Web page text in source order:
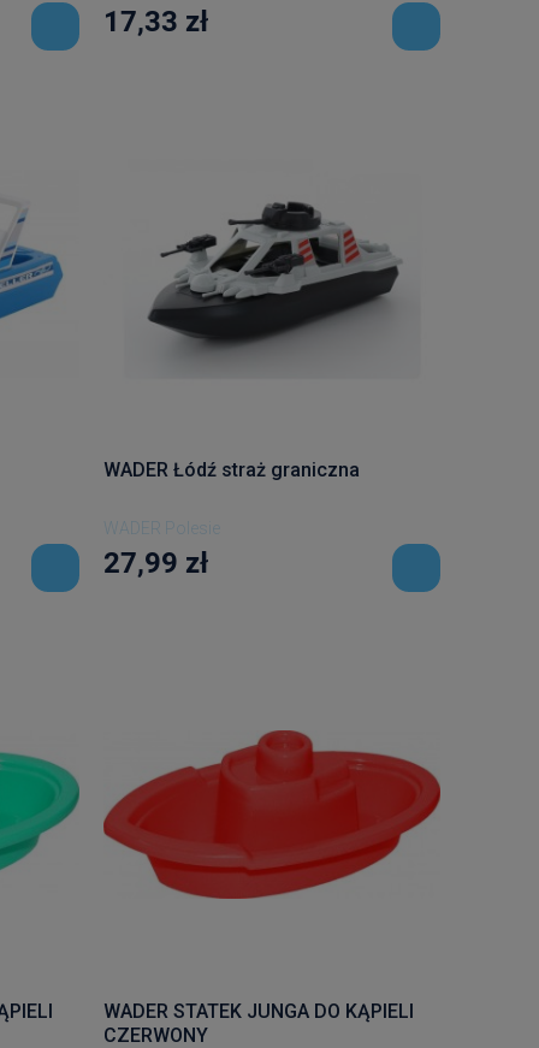
17,33 zł
WADER Łódź straż graniczna
WADER Polesie
27,99 zł
WADER STATEK JUNGA DO KĄPIELI
CZERWONY